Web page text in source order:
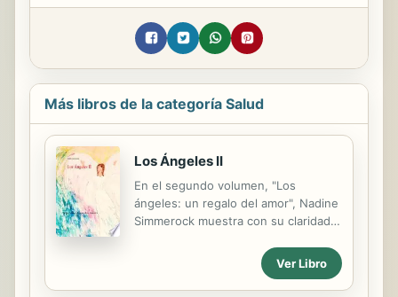
Más libros de la categoría Salud
Los Ángeles II
En el segundo volumen, "Los
ángeles: un regalo del amor", Nadine
Simmerock muestra con su claridad
los ángeles en cualquier momento.
Te guía para que entres en tu fuerza
y vivas tu singularidad. Ella hizo una
Ver Libro